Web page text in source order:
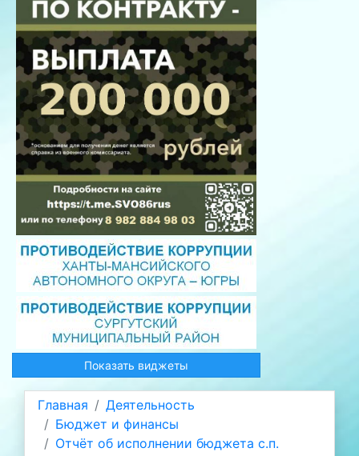
Показать виджеты
Главная
Деятельность
Бюджет и финансы
Отчёт об исполнении бюджета с.п.